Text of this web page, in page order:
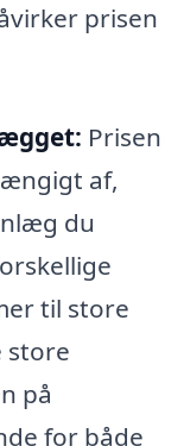
prisen
Prisen
af,
du
til store
store
på
for både